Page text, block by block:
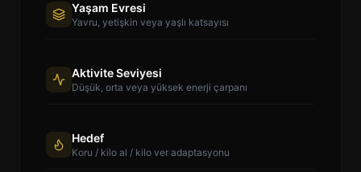
Yaşam Evresi
Yavru, yetişkin veya yaşlı katsayısı
Aktivite Seviyesi
Düşük, orta veya yüksek enerji çarpanı
Hedef
Koru / kilo al / kilo ver adaptasyonu